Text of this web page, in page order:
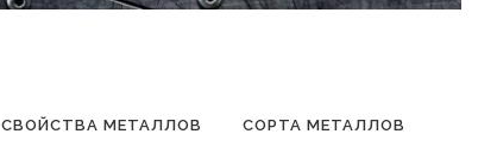
СВОЙСТВА МЕТАЛЛОВ СОРТА МЕТАЛЛОВ